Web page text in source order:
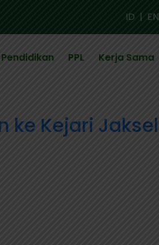
ID | EN
Pendidikan PPL Kerja Sama
ke Kejari Jaksel